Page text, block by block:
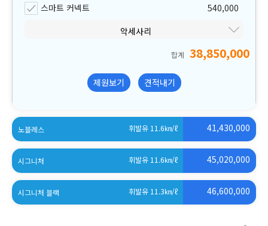
스마트 커넥트
540,000
악세사리
합계 38,850,000
제원보기 견적내기
노블레스 휘발유 11.6㎞/ℓ 41,430,000
시그니처 휘발유 11.6㎞/ℓ 45,020,000
시그니처 블랙 휘발유 11.3㎞/ℓ 46,600,000